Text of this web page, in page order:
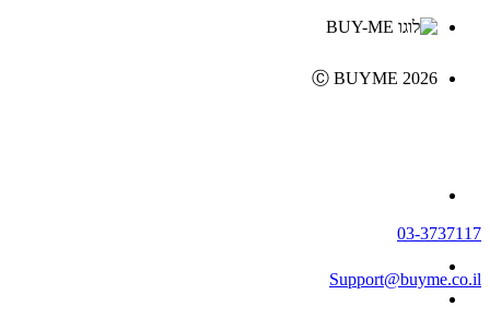
Ⓒ BUYME 2026
03-3737117
Support@buyme.co.il